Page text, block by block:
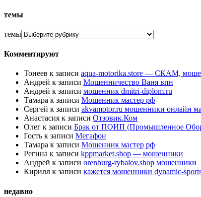
темы
темы
Комментируют
Тонеев к записи aqua-motorika.store — СКАМ,
Андрей к записи Мошенничество Ваня впн
Андрей к записи мошенник dmitri-diplom.ru
Тамара к записи Мошенник мастер рф
Сергей к записи akvamotor.ru мошенники онлайн
Анастасия к записи Отзовик.Ком
Олег к записи Брак от ПОИП (Промышленное
Гость к записи Мегафон
Тамара к записи Мошенник мастер рф
Регина к записи kppmarket.shop — мошенники
Андрей к записи orenburg-rybalov.shop мошенники
Кирилл к записи кажется мошенники dynamic-
недавно